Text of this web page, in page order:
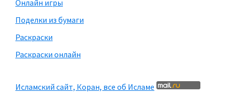
Онлайн игры
Поделки из бумаги
Раскраски
Раскраски онлайн
Исламский сайт, Коран, все об Исламе